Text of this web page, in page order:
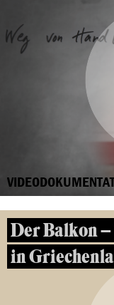
Der Balkon
in